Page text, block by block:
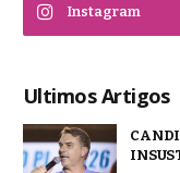
Instagram
Ultimos Artigos